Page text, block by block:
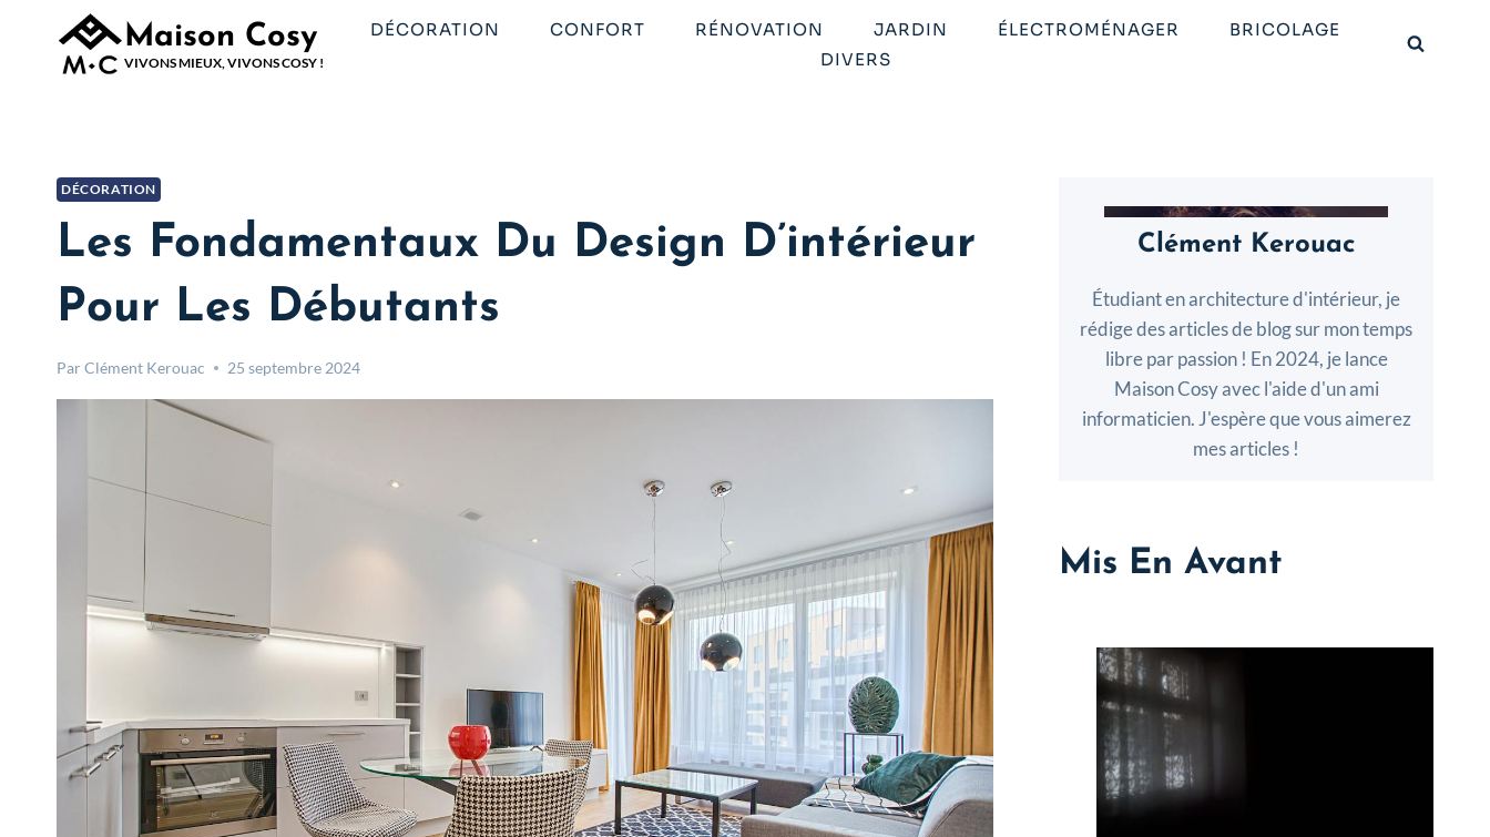
contenu
Maison Cosy
VIVONS MIEUX, VIVONS COSY !
DÉCORATION CONFORT RÉNOVATION JARDIN ÉLECTROMÉNAGER
BRICOLAGE
DIVERS
DÉCORATION
Les Fondamentaux Du Design D’intérieur
Pour Les Débutants
ParClément Kerouac 25 septembre 2024
Clément Kerouac
Étudiant en architecture d'intérieur, je
rédige des articles de blog sur mon temps
libre par passion ! En 2024, je lance
Maison Cosy avec l'aide d'un ami
informaticien. J'espère que vous aimerez
mes articles !
Mis En Avant